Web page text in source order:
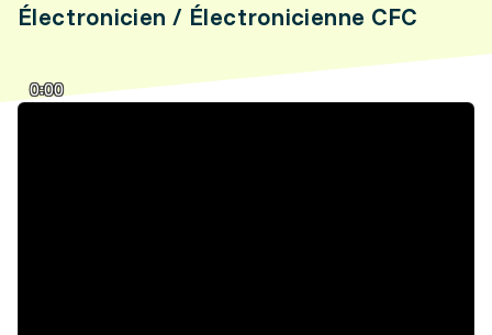
Électronicien / Électronicienne CFC
0:00